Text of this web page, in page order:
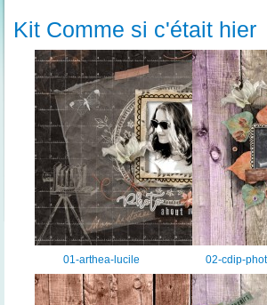
Kit Comme si c'était hier
01-arthea-lucile 02-cdip-